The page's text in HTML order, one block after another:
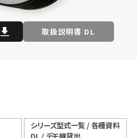
取扱説明書 DL
シリーズ型式一覧 / 各種資料
DL / デモ機貸出